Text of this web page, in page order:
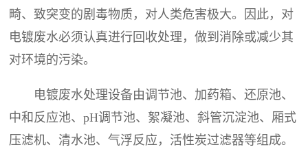
畸、致突变的剧毒物质，对人类危害极大。因此，对
电镀废水必须认真进行回收处理，做到消除或减少其
对环境的污染。
电镀废水处理设备由调节池、加药箱、还原池、
中和反应池、pH调节池、絮凝池、斜管沉淀池、厢式
压滤机、清水池、气浮反应，活性炭过滤器等组成。